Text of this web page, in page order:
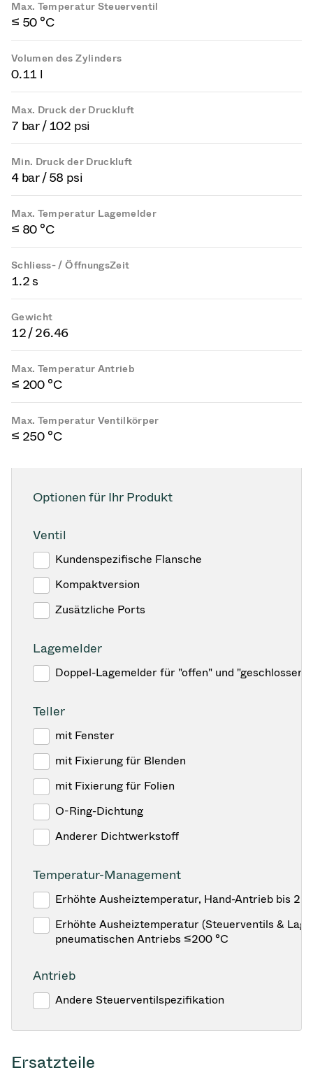
Max. Temperatur Steuerventil
≤ 50 °C
Volumen des Zylinders
0.11 l
Max. Druck der Druckluft
7 bar / 102 psi
Min. Druck der Druckluft
4 bar / 58 psi
Max. Temperatur Lagemelder
≤ 80 °C
Schliess- / ÖffnungsZeit
1.2 s
Gewicht
12 / 26.46
Max. Temperatur Antrieb
≤ 200 °C
Max. Temperatur Ventilkörper
≤ 250 °C
Optionen für Ihr Produkt
Ventil
Kundenspezifische Flansche
Kompaktversion
Zusätzliche Ports
Lagemelder
Doppel-Lagemelder für "offen" und "geschlossen"
Teller
mit Fenster
mit Fixierung für Blenden
mit Fixierung für Folien
O-Ring-Dichtung
Anderer Dichtwerkstoff
Temperatur-Management
Erhöhte Ausheiztemperatur, Hand-Antrieb bis
Erhöhte Ausheiztemperatur (Steuerventils &
pneumatischen Antriebs ≤200 °C
Antrieb
Andere Steuerventilspezifikation
Ersatzteile